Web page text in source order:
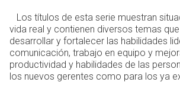
Los títulos de esta serie muestran
vida real y contienen diversos temas
desarrollar y fortalecer las habilidades
comunicación, trabajo en equipo y
productividad y habilidades de las
los nuevos gerentes como para los ya